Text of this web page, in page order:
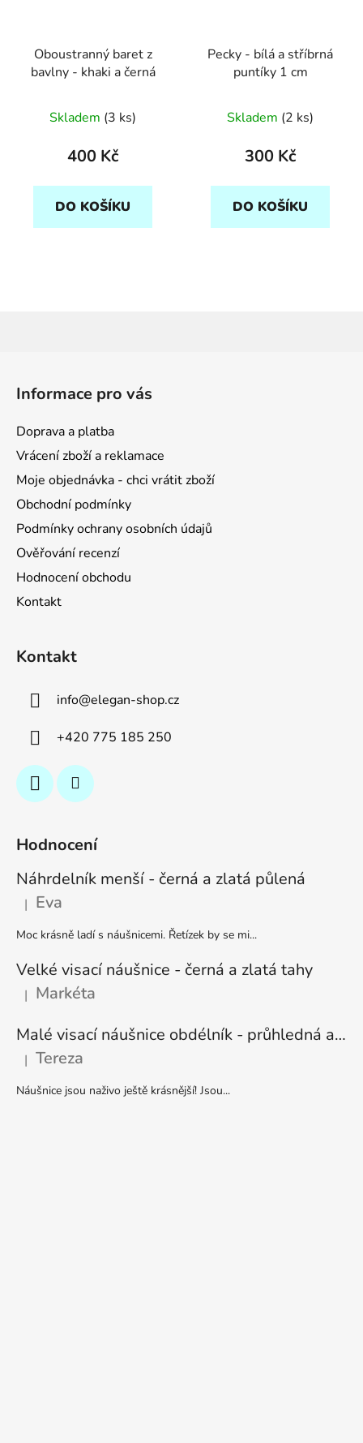
Oboustranný baret z
bavlny - khaki a černá
Skladem (3 ks)
400 Kč
DO KOŠÍKU
Pecky - bílá a stříbrná
puntíky 1 cm
Skladem (2 ks)
300 Kč
DO KOŠÍKU
Informace pro vás
Doprava a platba
Vrácení zboží a reklamace
Moje objednávka - chci vrátit zboží
Obchodní podmínky
Podmínky ochrany osobních údajů
Ověřování recenzí
Hodnocení obchodu
Kontakt
Kontakt
info@elegan-shop.cz
+420 775 185 250
Hodnocení
Náhrdelník menší - černá a zlatá půlená
Hodnocení produktu je 5 z 5 hvězdiček.
| Eva
Moc krásně ladí s náušnicemi. Řetízek by se mi...
Velké visací náušnice - černá a zlatá tahy
Hodnocení produktu je 5 z 5 hvězdiček.
| Markéta
Malé visací náušnice obdélník - průhledná a stříbrná
Hodnocení produktu je 5 z 5 hvězdiček.
| Tereza
Náušnice jsou naživo ještě krásnější! Jsou...